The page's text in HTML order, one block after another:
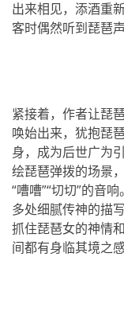
出来相见，添酒重
客时偶然听到琵琶
紧接着，作者让琵
唤始出来，犹抱琵
身，成为后世广为
绘琵琶弹拨的场景
“嘈嘈”“切切”的音
多处细腻传神的描
抓住琵琶女的神情
间都有身临其境之感